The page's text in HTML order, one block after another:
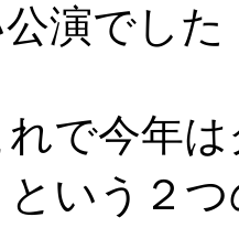
演でし
で今年
いう２